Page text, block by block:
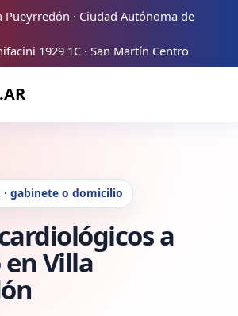
· Ciudad Autónoma de
1929 1C · San Martín Centro
gabinete o domicilio
a
Villa